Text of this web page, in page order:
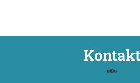
Kontakt